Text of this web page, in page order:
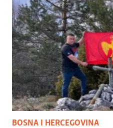
BOSNA I HERCEGOVINA